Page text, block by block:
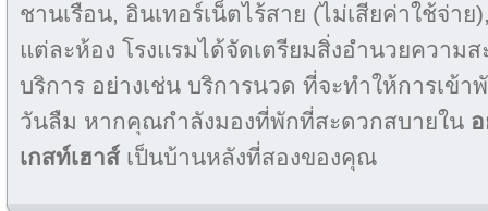
ชานเรือน, อินเทอร์เน็ตไร้สาย (ไม่เสียค่าใช้จ่า
แต่ละห้อง โรงแรมได้จัดเตรียมสิ่งอำนวยความ
บริการ อย่างเช่น บริการนวด ที่จะทำให้การเข้
วันลืม หากคุณกำลังมองที่พักที่สะดวกสบายใน
เกสท์เฮาส์ เป็นบ้านหลังที่สองของคุณ